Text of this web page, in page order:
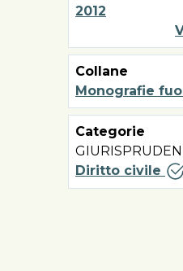
2012
Collane
Monografie
Categorie
Diritto civile